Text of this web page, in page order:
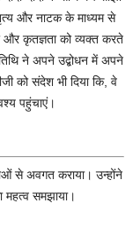
और नाटक के माध्यम से
और कृतज्ञता को व्यक्त करते
ने अपने उद्बोधन में अपने
को संदेश भी दिया कि, वे
पहुंचाएं।
से अवगत कराया। उन्होंने
समझाया।